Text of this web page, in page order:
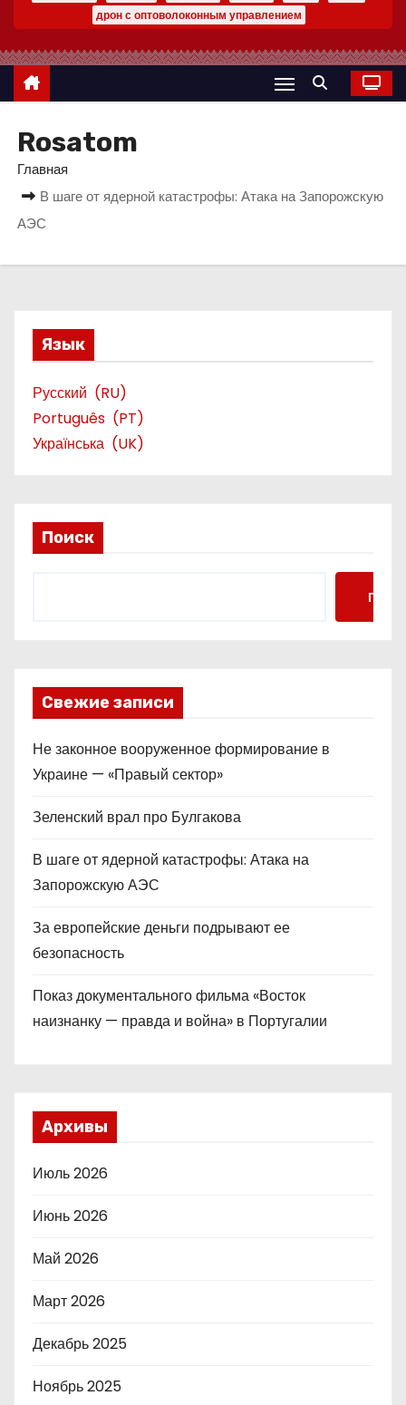
у
дрон с оптоволоконным управлением
Rosatom
Главная
В шаге от ядерной катастрофы: Атака на Запорожскую
АЭС
Язык
Русский
RU
Português
PT
Українська
UK
Поиск
Поиск
Свежие записи
Не законное вооруженное формирование в
Украине — «Правый сектор»
Зеленский врал про Булгакова
В шаге от ядерной катастрофы: Атака на
Запорожскую АЭС
За европейские деньги подрывают ее
безопасность
Показ документального фильма «Восток
наизнанку — правда и война» в Португалии
Архивы
Июль 2026
Июнь 2026
Май 2026
Март 2026
Декабрь 2025
Ноябрь 2025